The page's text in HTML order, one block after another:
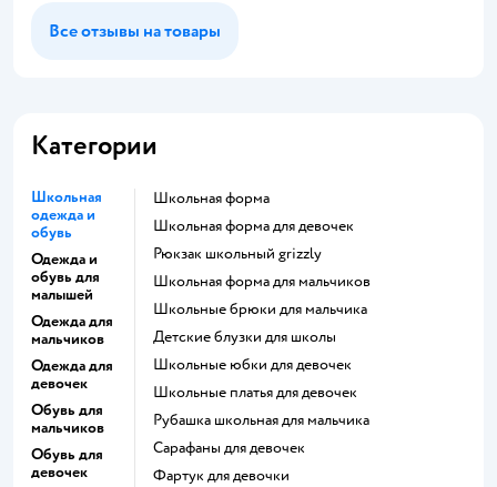
Все отзывы на товары
Категории
Школьная
одежда и
обувь
Одежда и
обувь для
малышей
Одежда для
мальчиков
Одежда для
девочек
Обувь для
мальчиков
Обувь для
девочек
Школьная форма
Школьная форма для девочек
Рюкзак школьный grizzly
Школьная форма для мальчиков
Школьные брюки для мальчика
Детские блузки для школы
Школьные юбки для девочек
Школьные платья для девочек
Рубашка школьная для мальчика
Сарафаны для девочек
Фартук для девочки